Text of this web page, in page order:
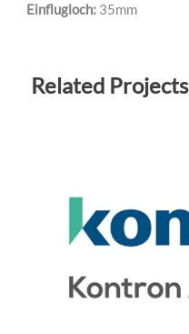
Einflugloch: 35mm
Related Projects